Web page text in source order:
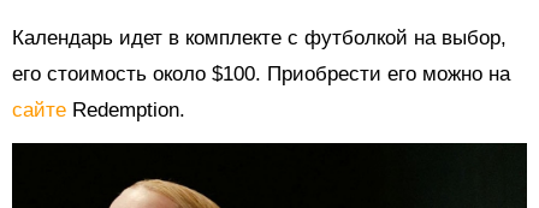
Календарь идет в комплекте с футболкой на выбор,
его стоимость около $100. Приобрести его можно на
сайте Redemption.